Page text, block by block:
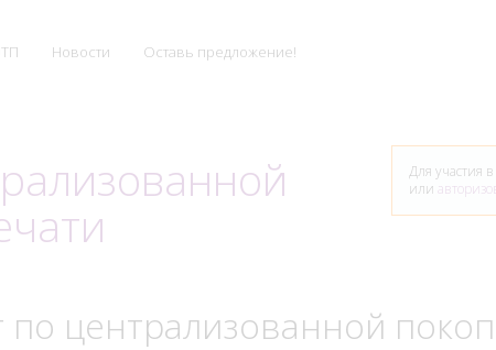
Новости Оставь предложение!
Для участия
или
централизованной